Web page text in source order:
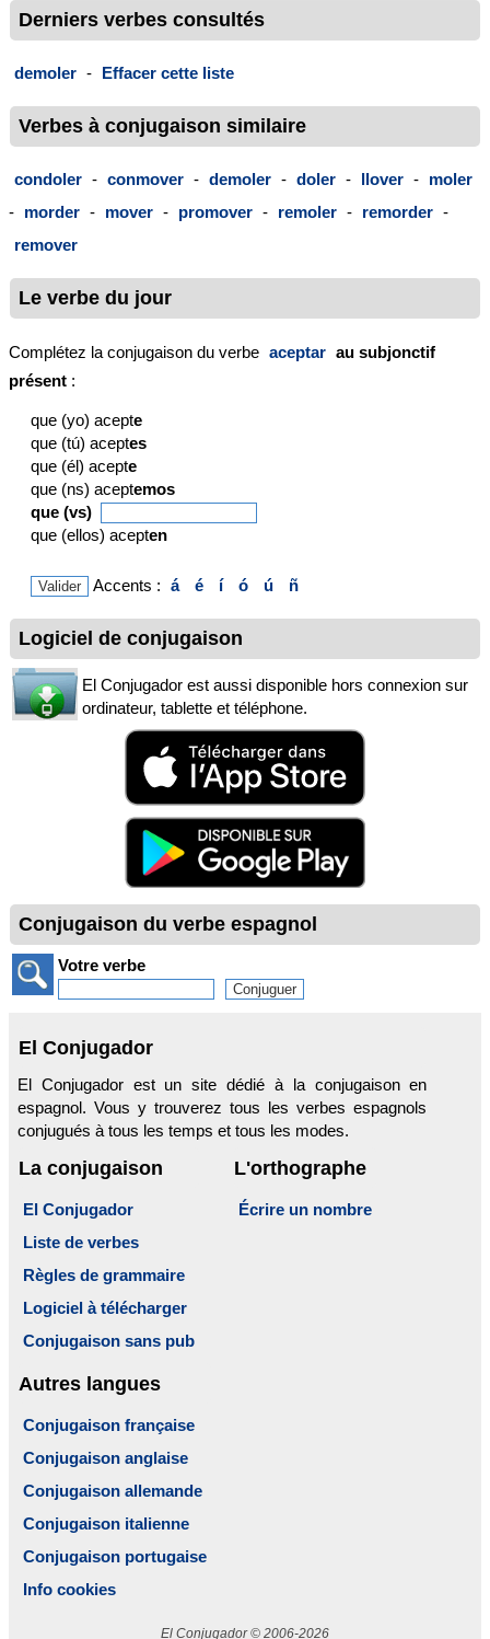
Derniers verbes consultés
demoler - Effacer cette liste
Verbes à conjugaison similaire
condoler - conmover - demoler - doler - llover - moler
- morder - mover - promover - remoler - remorder -
remover
Le verbe du jour
Complétez la conjugaison du verbe aceptar au subjonctif
présent :
que (yo) acepte
que (tú) aceptes
que (él) acepte
que (ns) aceptemos
que (vs)
que (ellos) acepten
Accents : á é í ó ú ñ
Logiciel de conjugaison
El Conjugador est aussi disponible hors connexion sur
ordinateur, tablette et téléphone.
Conjugaison du verbe espagnol
Votre verbe
El Conjugador
El Conjugador est un site dédié à la conjugaison en
espagnol. Vous y trouverez tous les verbes espagnols
conjugués à tous les temps et tous les modes.
La conjugaison
El Conjugador
Liste de verbes
Règles de grammaire
Logiciel à télécharger
Conjugaison sans pub
L'orthographe
Écrire un nombre
Autres langues
Conjugaison française
Conjugaison anglaise
Conjugaison allemande
Conjugaison italienne
Conjugaison portugaise
Info cookies
El Conjugador © 2006-2026